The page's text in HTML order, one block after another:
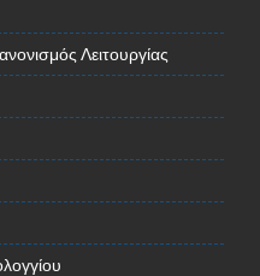
Λειτουργίας